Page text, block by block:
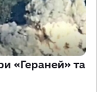
«Гераней» та